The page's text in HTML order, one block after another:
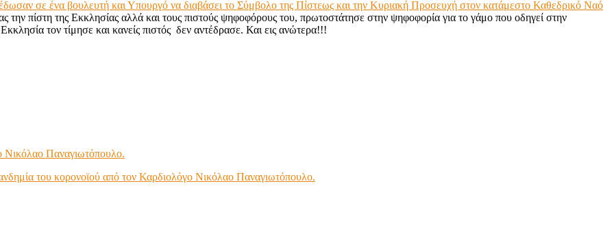
σε ένα βουλευτή και Υπουργό να διαβάσει το Σύμβολο της Πίστεως και την Κυριακή Προσευχή στον κατάμεστο Καθεδρικό Ναό
την πίστη της Εκκλησίας αλλά και τους πιστούς ψηφοφόρους του, πρωτοστάτησε στην ψηφοφορία για το γάμο που οδηγεί στην
τον τίμησε και κανείς πιστός δεν αντέδρασε. Και εις ανώτερα!!!
Νικόλαο Παναγιωτόπουλο.
του κορονοϊού από τον Καρδιολόγο Νικόλαο Παναγιωτόπουλο.